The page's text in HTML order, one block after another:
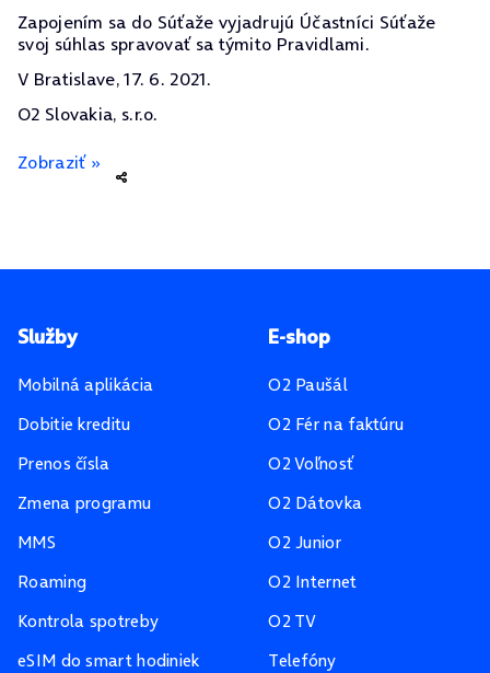
Zapojením sa do Súťaže vyjadrujú Účastníci Súťaže
svoj súhlas spravovať sa týmito Pravidlami.
V Bratislave, 17. 6. 2021.
O2 Slovakia, s.r.o.
Zobraziť »
Pätička stránky
Služby
Mobilná aplikácia
Dobitie kreditu
Prenos čísla
Zmena programu
MMS
Roaming
Kontrola spotreby
eSIM do smart hodiniek
E-shop
O2 Paušál
O2 Fér na faktúru
O2 Voľnosť
O2 Dátovka
O2 Junior
O2 Internet
O2 TV
Telefóny